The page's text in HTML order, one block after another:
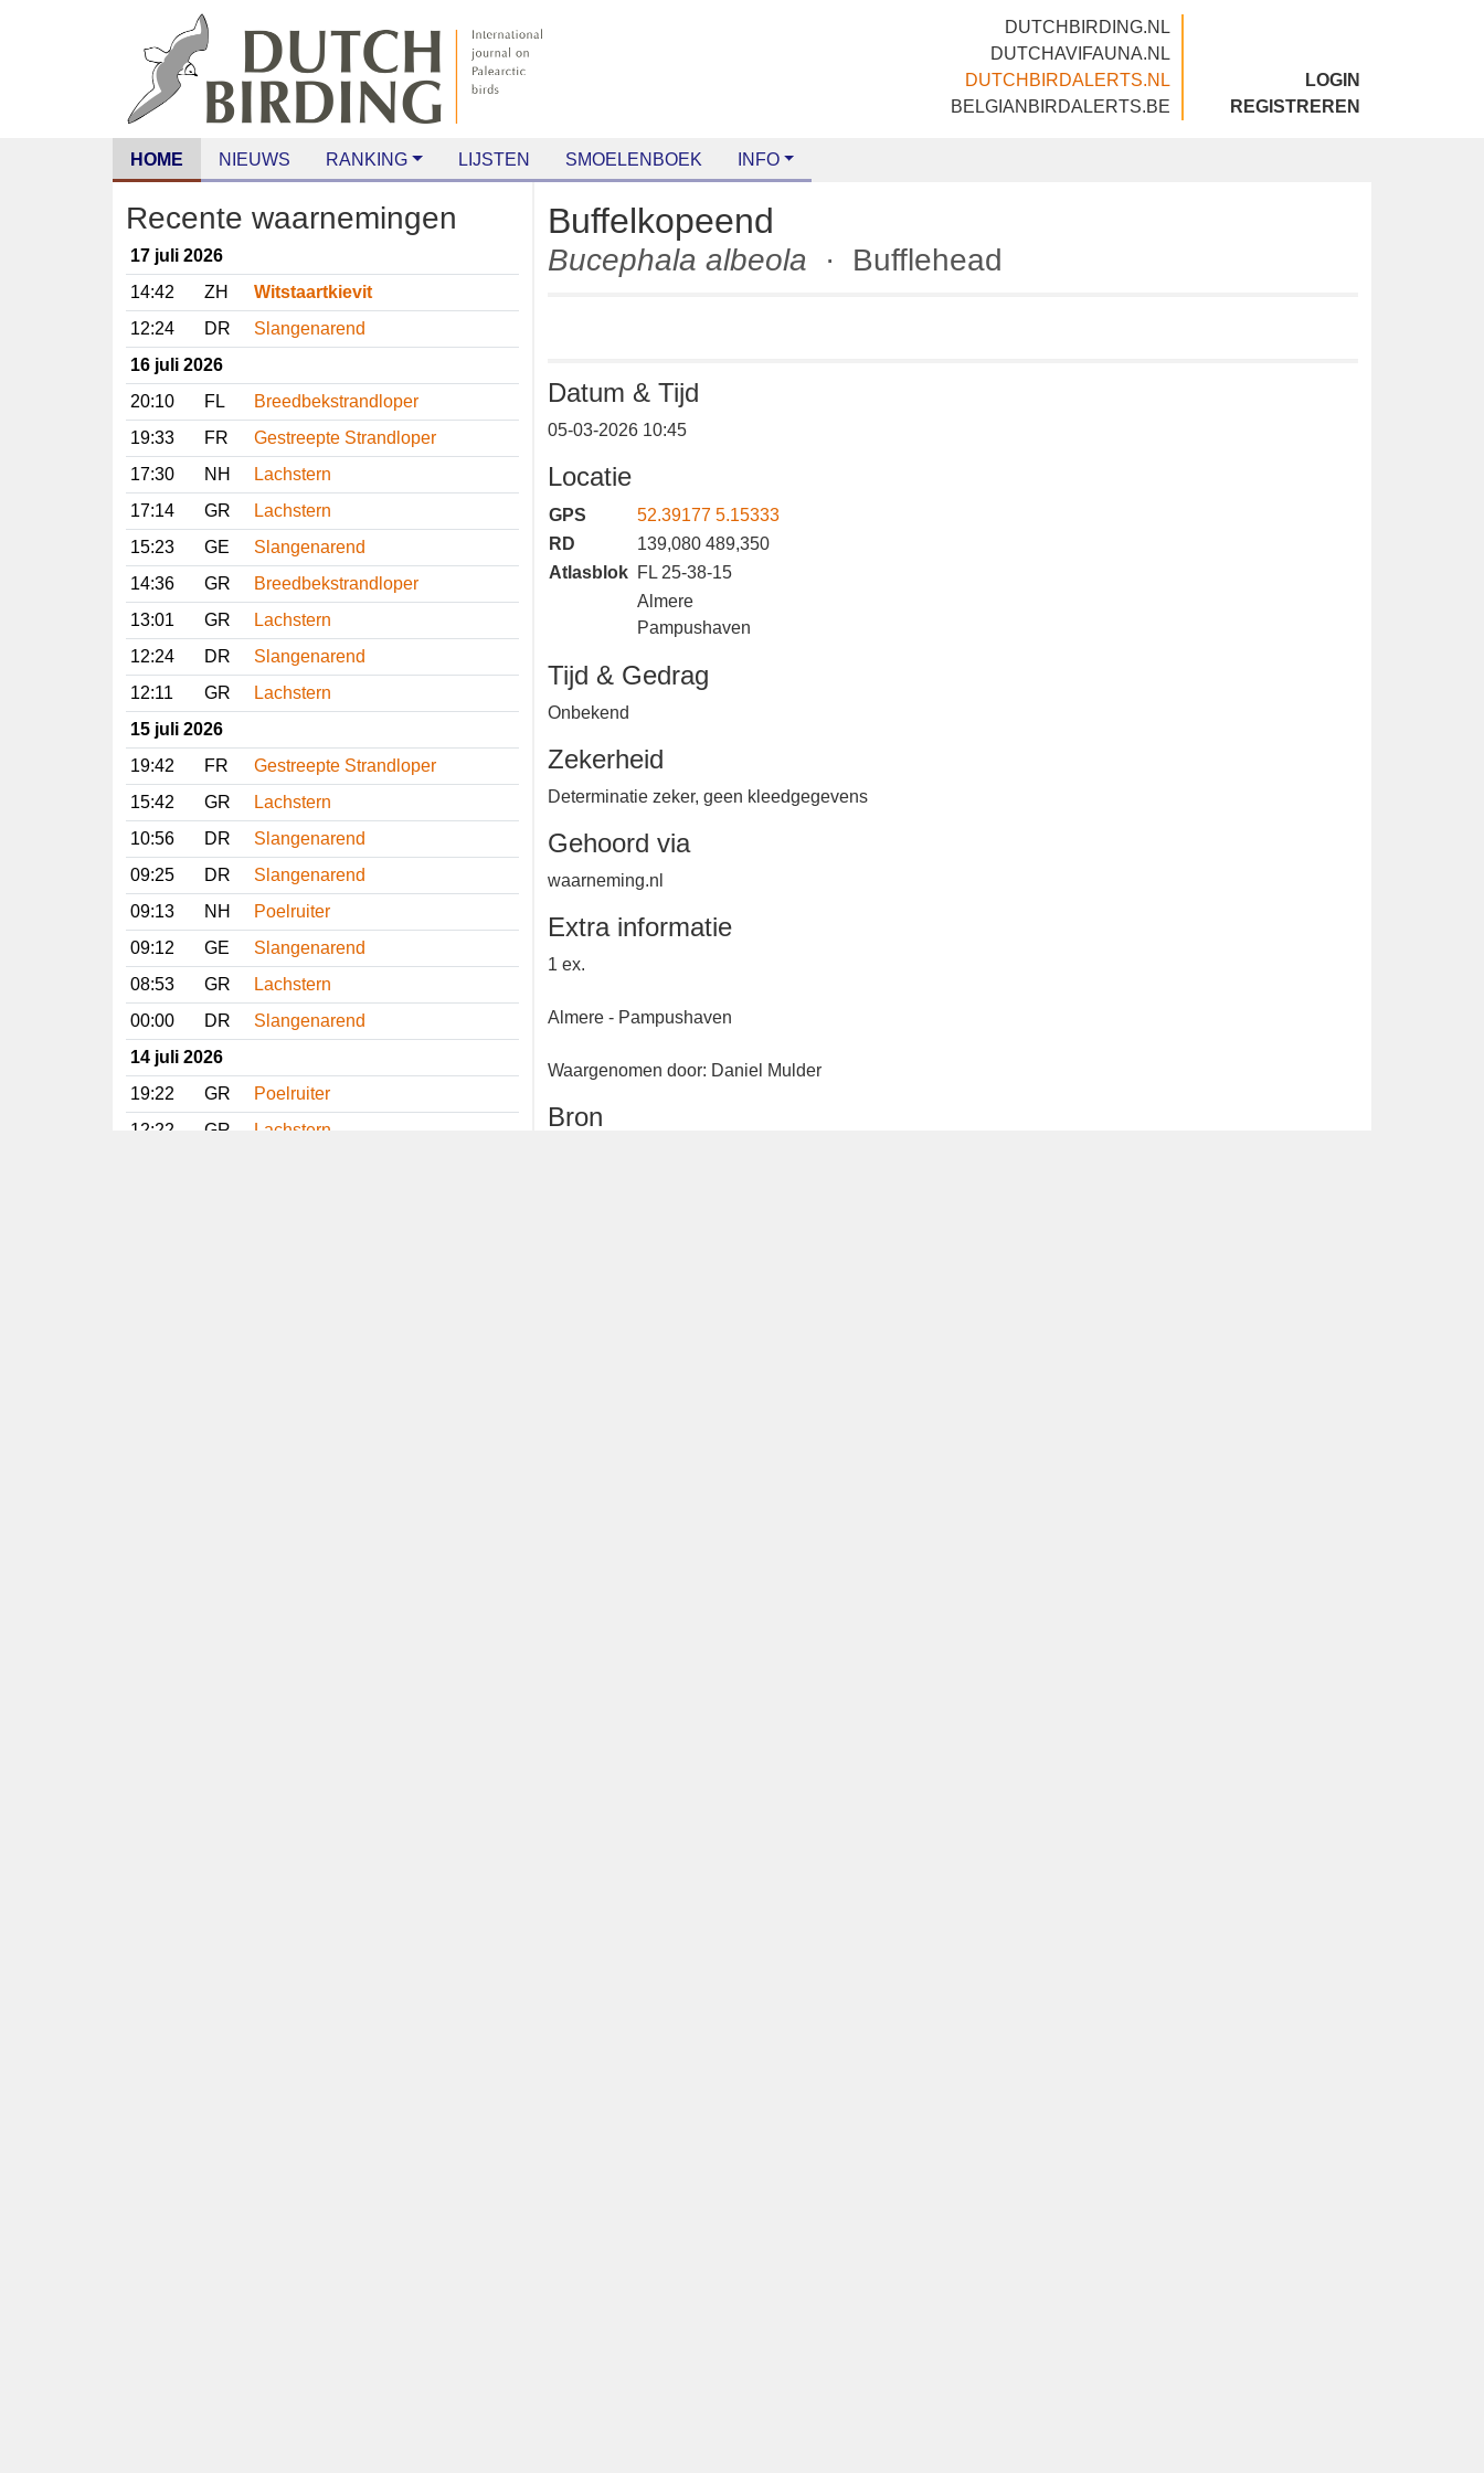
DUTCHBIRDING.NL
DUTCHAVIFAUNA.NL
DUTCHBIRDALERTS.NL
BELGIANBIRDALERTS.BE
LOGIN
REGISTREREN
HOME NIEUWS RANKING LIJSTEN SMOELENBOEK INFO
Recente waarnemingen
17 juli 2026
14:42
ZH
Witstaartkievit
12:24
DR
Slangenarend
16 juli 2026
20:10
FL
Breedbekstrandloper
19:33
FR
Gestreepte Strandloper
17:30
NH
Lachstern
17:14
GR
Lachstern
15:23
GE
Slangenarend
14:36
GR
Breedbekstrandloper
13:01
GR
Lachstern
12:24
DR
Slangenarend
12:11
GR
Lachstern
15 juli 2026
19:42
FR
Gestreepte Strandloper
15:42
GR
Lachstern
10:56
DR
Slangenarend
09:25
DR
Slangenarend
09:13
NH
Poelruiter
09:12
GE
Slangenarend
08:53
GR
Lachstern
00:00
DR
Slangenarend
14 juli 2026
19:22
GR
Poelruiter
12:22
GR
Lachstern
Buffelkopeend
Bucephala albeola · Bufflehead
Datum & Tijd
05-03-2026 10:45
Locatie
GPS
52.39177 5.15333
RD
139,080 489,350
Atlasblok FL 25-38-15
Almere
Pampushaven
Tijd & Gedrag
Onbekend
Zekerheid
Determinatie zeker, geen
Gehoord via
Extra informatie